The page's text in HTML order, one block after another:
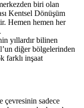
biri olan
Kentsel Dönüşüm
Hemen hemen her
yıllardır bilinen
diğer bölgelerinden
farklı inşaat
çevresinin sadece